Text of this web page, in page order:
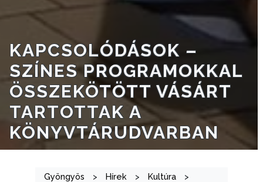
ÜGYINTÉZÉS
TESTÜLETI
ANYAGOK
KISTÉRSÉG
GEOTERM-
GYÖNGYÖS
KAPCSOLÓDÁSOK –
SZÍNES PROGRAMOKKAL
ÖSSZEKÖTÖTT VÁSÁRT
TARTOTTAK A
KÖNYVTÁRUDVARBAN
Gyöngyös > Hírek > Kultúra
>